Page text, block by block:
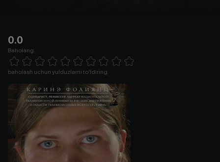
0.0
Baholang
1 Star 2 Stars 3 Stars 4 Stars5 Stars 6 Stars7 Stars8 Stars
baholash uchun yulduzlarni to'ldiring